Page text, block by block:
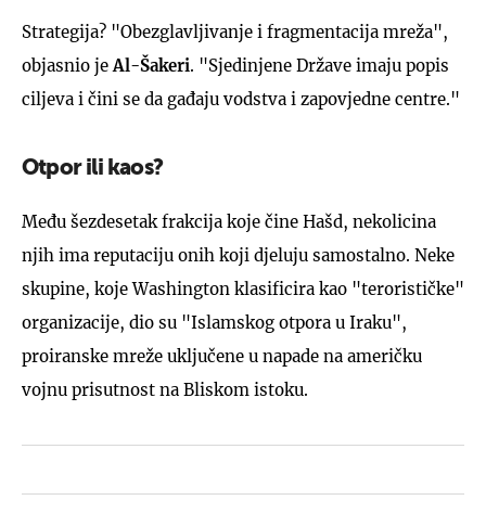
Strategija? "Obezglavljivanje i fragmentacija mreža",
objasnio je Al-Šakeri. "Sjedinjene Države imaju popis
ciljeva i čini se da gađaju vodstva i zapovjedne centre."
Otpor ili kaos?
Među šezdesetak frakcija koje čine Hašd, nekolicina
njih ima reputaciju onih koji djeluju samostalno. Neke
skupine, koje Washington klasificira kao "terorističke"
organizacije, dio su "Islamskog otpora u Iraku",
proiranske mreže uključene u napade na američku
vojnu prisutnost na Bliskom istoku.